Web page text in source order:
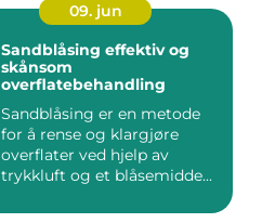
09. jun
Sandblåsing effektiv og
skånsom
overflatebehandling
Sandblåsing er en metode
for å rense og klargjøre
overflater ved hjelp av
trykkluft og et blåsemidde...